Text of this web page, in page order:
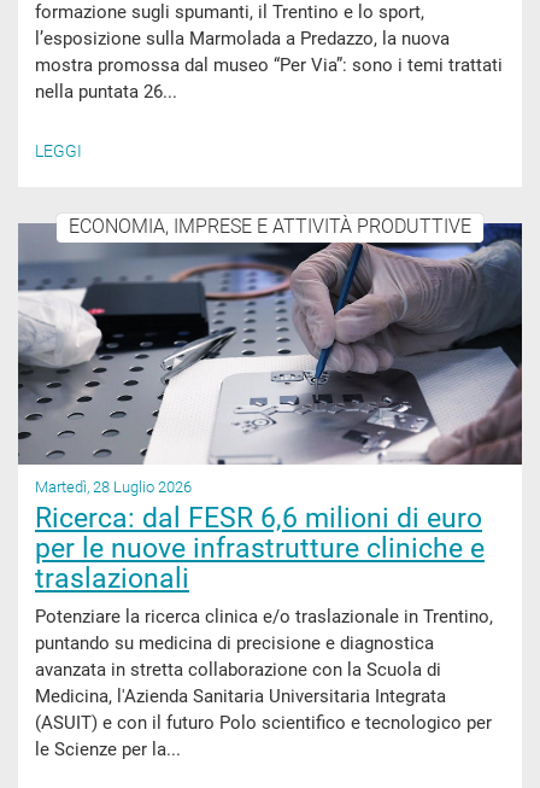
formazione sugli spumanti, il Trentino e lo sport,
l’esposizione sulla Marmolada a Predazzo, la nuova
mostra promossa dal museo “Per Via”: sono i temi trattati
nella puntata 26...
LEGGI
ECONOMIA, IMPRESE E ATTIVITÀ PRODUTTIVE
Martedì, 28 Luglio 2026
Ricerca: dal FESR 6,6 milioni di euro
per le nuove infrastrutture cliniche e
traslazionali
Potenziare la ricerca clinica e/o traslazionale in Trentino,
puntando su medicina di precisione e diagnostica
avanzata in stretta collaborazione con la Scuola di
Medicina, l'Azienda Sanitaria Universitaria Integrata
(ASUIT) e con il futuro Polo scientifico e tecnologico per
le Scienze per la...